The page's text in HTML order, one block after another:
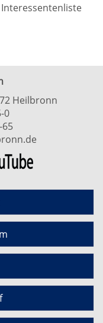
Heilbronn
0
65